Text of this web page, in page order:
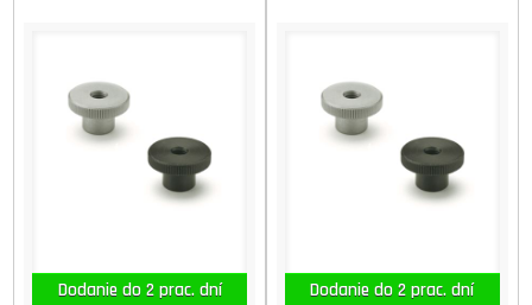
Dodanie do 2 prac. dní Dodanie do 2 prac. dní